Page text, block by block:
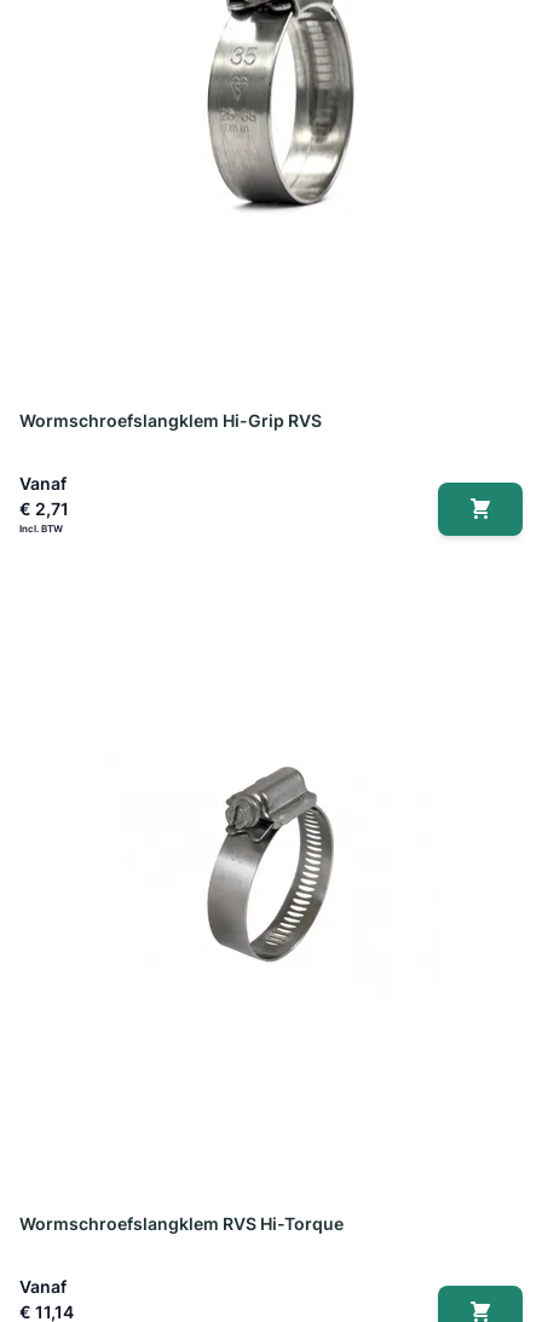
Wormschroefslangklem Hi-Grip RVS
Vanaf
€ 2,71
Wormschroefslangklem RVS Hi-Torque
Vanaf
€ 11,14